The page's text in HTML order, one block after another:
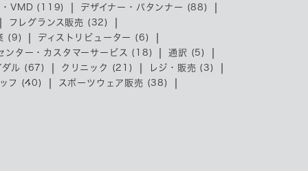
VMD (119)
デザイナー・パタンナー (88)
フレグランス販売 (32)
(9)
ディストリビューター (6)
ンター・カスタマーサービス (18)
通訳 (5)
ダル (67)
クリニック (21)
レジ・販売 (3)
フ (40)
スポーツウェア販売 (38)